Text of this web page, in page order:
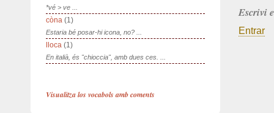
Escrivi
Entrar
*vé > ve ...
còna (1)
Estaria bé posar-hi icona, no? ...
lloca (1)
En italià, és "chioccia", amb dues ces. ...
Visualitza los vocabols amb coments